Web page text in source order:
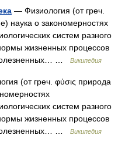
— Физиология (от греч.
наука о закономерностях
систем разного
жизненных процессов
…
Википедия
(от греч. φύσις природа
систем разного
жизненных процессов
…
Википедия